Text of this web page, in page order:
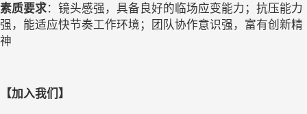
素质要求： 镜头感强，具备良好的临场应变能力 ； 抗压能力
强，能适应快节奏工作环境 ；
团队协作意识强，富有创新精
神
【加入我们】